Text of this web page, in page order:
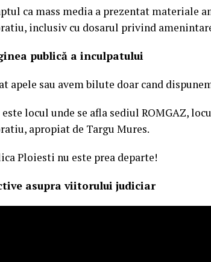
ca mass media a prezentat materiale
inclusiv cu dosarul privind
publică a inculpatului
apele sau avem bilute doar cand
locul unde se afla sediul ROMGAZ,
apropiat de Targu Mures.
Ploiesti nu este prea departe!
asupra viitorului judiciar